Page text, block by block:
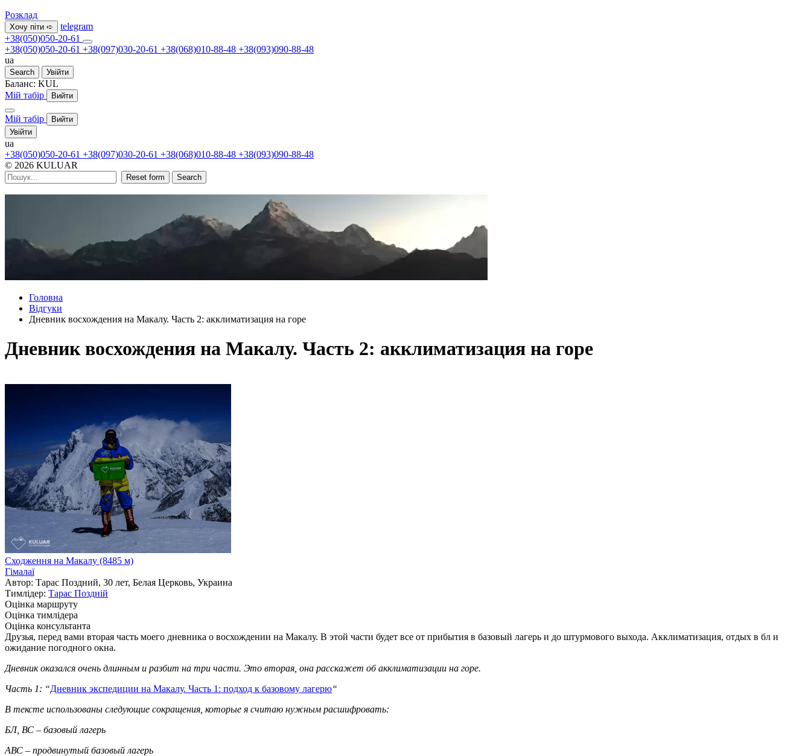
Розклад
Хочу піти ➪
telegram
+38(050)050-20-61
+38(050)050-20-61 +38(097)030-20-61 +38(068)010-88-48 +38(093)090-88-48
ua
Search Увійти
Баланс: KUL
Мій табір
Вийти
Мій табір
Вийти
Увійти
ua
+38(050)050-20-61 +38(097)030-20-61 +38(068)010-88-48 +38(093)090-88-48
© 2026 KULUAR
Reset form Search
Головна
Відгуки
Дневник восхождения на Макалу. Часть 2: акклиматизация на горе
Дневник восхождения на Макалу. Часть 2: акклиматизация на горе
Сходження на Макалу (8485 м)
Гімалаї
Автор: Тарас Поздний, 30 лет, Белая Церковь, Украина
Тимлідер: Тарас Позднiй
Оцінка маршруту
Оцінка тимлідера
Оцінка консультанта
Друзья, перед вами вторая часть моего дневника о восхождении на Макалу. В этой части будет все от прибытия в базовый лагерь и до штурмового выхода. Акклиматизация, отдых в бл и
ожидание погодного окна.
Дневник оказался очень длинным и разбит на три части. Это вторая, она расскажет об акклиматизации на горе.
Часть 1: “Дневник экспедиции на Макалу. Часть 1: подход к базовому лагерю“
В тексте использованы следующие сокращения, которые я считаю нужным расшифровать:
БЛ, ВС – базовый лагерь
АВС – продвинутый базовый лагерь